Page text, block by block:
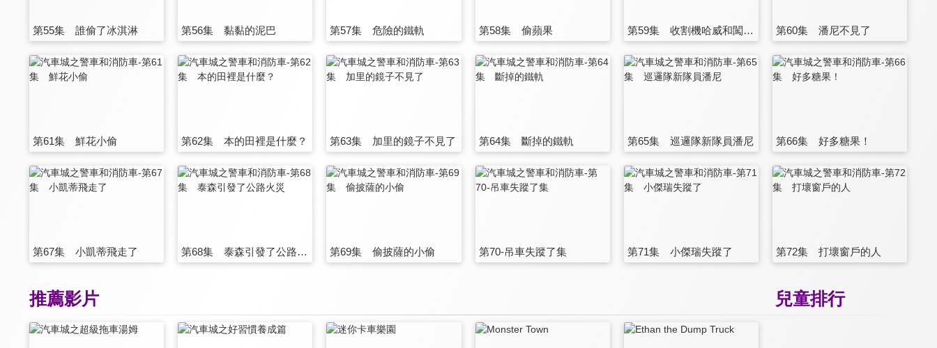
第55集 誰偷了冰淇淋 第56集 黏黏的泥巴 第57集 危險的鐵軌 第58集 偷蘋果 第59集 收割機哈威和闖入的寶貝們 第60集 潘尼不見了
第61集 鮮花小偷 第62集 本的田裡是什麼？ 第63集 加里的鏡子不見了 第64集 斷掉的鐵軌 第65集 巡邏隊新隊員潘尼 第66集 好多糖果！
第67集 小凱蒂飛走了 第68集 泰森引發了公路火災 第69集 偷披薩的小偷 第70-吊車失蹤了集 第71集 小傑瑞失蹤了 第72集 打壞窗戶的人
兒童排行
推薦影片